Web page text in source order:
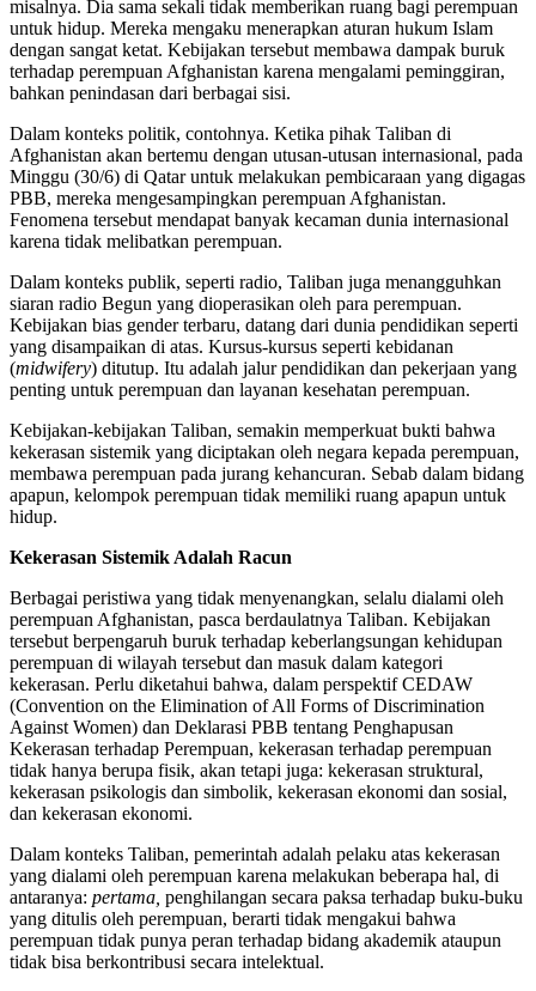
misalnya. Dia sama sekali tidak memberikan ruang bagi perempuan
untuk hidup. Mereka mengaku menerapkan aturan hukum Islam
dengan sangat ketat. Kebijakan tersebut membawa dampak buruk
terhadap perempuan Afghanistan karena mengalami peminggiran,
bahkan penindasan dari berbagai sisi.
Dalam konteks politik, contohnya. Ketika pihak Taliban di
Afghanistan akan bertemu dengan utusan-utusan internasional, pada
Minggu (30/6) di Qatar untuk melakukan pembicaraan yang digagas
PBB, mereka mengesampingkan perempuan Afghanistan.
Fenomena tersebut mendapat banyak kecaman dunia internasional
karena tidak melibatkan perempuan.
Dalam konteks publik, seperti radio, Taliban juga menangguhkan
siaran radio Begun yang dioperasikan oleh para perempuan.
Kebijakan bias gender terbaru, datang dari dunia pendidikan seperti
yang disampaikan di atas. Kursus-kursus seperti kebidanan
(midwifery) ditutup. Itu adalah jalur pendidikan dan pekerjaan yang
penting untuk perempuan dan layanan kesehatan perempuan.
Kebijakan-kebijakan Taliban, semakin memperkuat bukti bahwa
kekerasan sistemik yang diciptakan oleh negara kepada perempuan,
membawa perempuan pada jurang kehancuran. Sebab dalam bidang
apapun, kelompok perempuan tidak memiliki ruang apapun untuk
hidup.
Kekerasan Sistemik Adalah Racun
Berbagai peristiwa yang tidak menyenangkan, selalu dialami oleh
perempuan Afghanistan, pasca berdaulatnya Taliban. Kebijakan
tersebut berpengaruh buruk terhadap keberlangsungan kehidupan
perempuan di wilayah tersebut dan masuk dalam kategori
kekerasan. Perlu diketahui bahwa, dalam perspektif CEDAW
(Convention on the Elimination of All Forms of Discrimination
Against Women) dan Deklarasi PBB tentang Penghapusan
Kekerasan terhadap Perempuan, kekerasan terhadap perempuan
tidak hanya berupa fisik, akan tetapi juga: kekerasan struktural,
kekerasan psikologis dan simbolik, kekerasan ekonomi dan sosial,
dan kekerasan ekonomi.
Dalam konteks Taliban, pemerintah adalah pelaku atas kekerasan
yang dialami oleh perempuan karena melakukan beberapa hal, di
antaranya: pertama, penghilangan secara paksa terhadap buku-buku
yang ditulis oleh perempuan, berarti tidak mengakui bahwa
perempuan tidak punya peran terhadap bidang akademik ataupun
tidak bisa berkontribusi secara intelektual.